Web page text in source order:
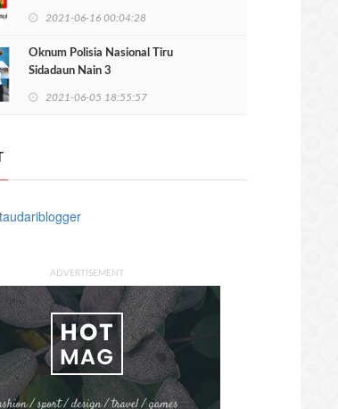
2021-06-16 00:04:28
Oknum Polisia Nasional Tiru
Sidadaun Nain 3
2021-06-05 18:55:57
ADVERTISEMENT